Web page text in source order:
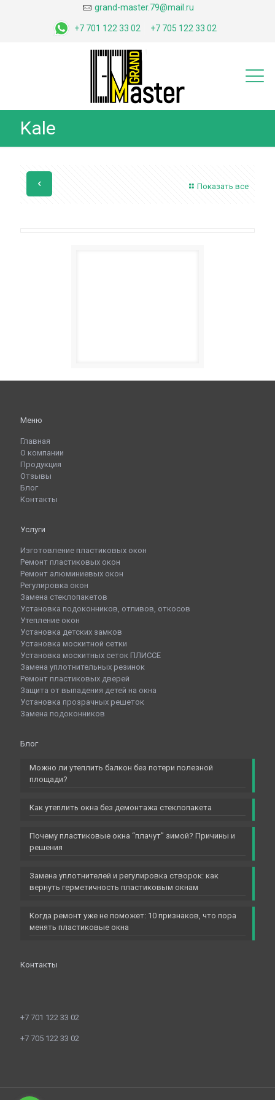
grand-master.79@mail.ru
+7 701 122 33 02 +7 705 122 33 02
Kale
Показать все
Меню
Главная
О компании
Продукция
Отзывы
Блог
Контакты
Услуги
Изготовление пластиковых окон
Ремонт пластиковых окон
Ремонт алюминиевых окон
Регулировка окон
Замена стеклопакетов
Установка подоконников, отливов, откосов
Утепление окон
Установка детских замков
Установка москитной сетки
Установка москитных сеток ПЛИССЕ
Замена уплотнительных резинок
Ремонт пластиковых дверей
Защита от выпадения детей на окна
Установка прозрачных решеток
Замена подоконников
Блог
Можно ли утеплить балкон без потери полезной
площади?
Как утеплить окна без демонтажа стеклопакета
Почему пластиковые окна “плачут” зимой? Причины и
решения
Замена уплотнителей и регулировка створок: как
вернуть герметичность пластиковым окнам
Когда ремонт уже не поможет: 10 признаков, что пора
менять пластиковые окна
Контакты
+7 701 122 33 02
+7 705 122 33 02